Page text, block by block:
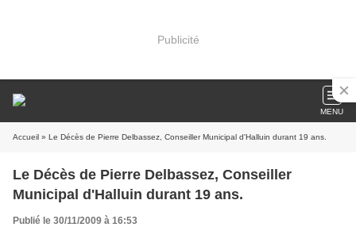
Publicité
MENU
Accueil » Le Décès de Pierre Delbassez, Conseiller Municipal d'Halluin durant 19 ans.
Le Décès de Pierre Delbassez, Conseiller
Municipal d'Halluin durant 19 ans.
Publié le 30/11/2009 à 16:53